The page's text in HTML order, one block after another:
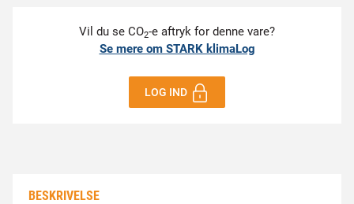
Vil du se CO2-e aftryk for denne vare?
Se mere om STARK klimaLog
LOG IND
BESKRIVELSE